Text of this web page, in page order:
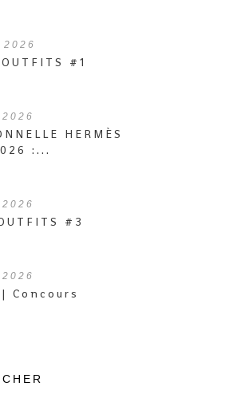
#1
HERMÈS
:...
#3
Concours